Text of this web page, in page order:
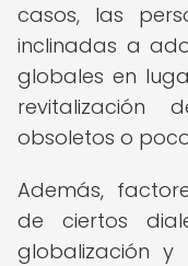
casos, las
inclinadas a
globales en
revitalización
obsoletos o
Además,
de ciertos
globalización